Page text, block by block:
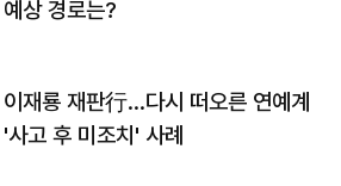
예상 경로는?
이재룡 재판行…다시 떠오른 연예계
'사고 후 미조치' 사례